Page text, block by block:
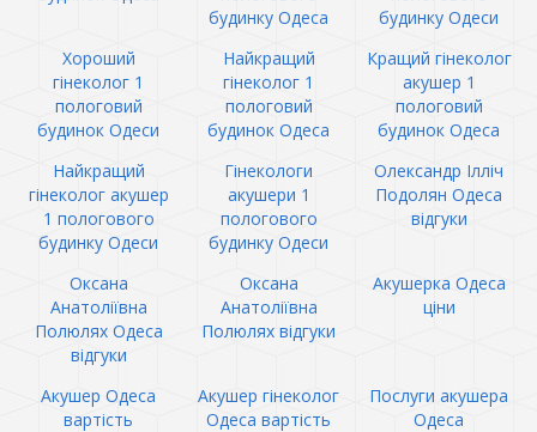
будинку Одеса
будинку Одеси
Хороший
гінеколог 1
пологовий
будинок Одеси
Найкращий
гінеколог 1
пологовий
будинок Одеса
Кращий гінеколог
акушер 1
пологовий
будинок Одеса
Найкращий
гінеколог акушер
1 пологового
будинку Одеси
Гінекологи
акушери 1
пологового
будинку Одеси
Олександр Ілліч
Подолян Одеса
відгуки
Оксана
Анатоліївна
Полюлях Одеса
відгуки
Оксана
Анатоліївна
Полюлях відгуки
Акушерка Одеса
ціни
Акушер Одеса
вартість
Акушер гінеколог
Одеса вартість
Послуги акушера
Одеса